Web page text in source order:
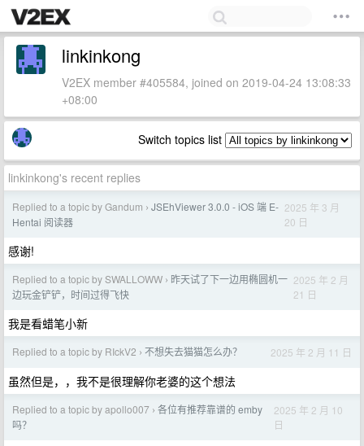
linkinkong
V2EX member #405584, joined on 2019-04-24 13:08:33
+08:00
Switch topics list
linkinkong's recent replies
Replied to a topic by Gandum › JSEhViewer 3.0.0 - iOS 端 E-
Hentai 阅读器
2025 年 3 月
20 日
感谢!
Replied to a topic by SWALLOWW › 昨天试了下一边用椭圆机一
边玩金铲铲，时间过得飞快
2025 年 2 月
21 日
我是看蜡笔小新
Replied to a topic by RIckV2 › 不想失去猫猫怎么办？ 2025 年 2 月 11 日
虽然但是，，我不是很理解你老婆的这个想法
Replied to a topic by apollo007 › 各位有推荐靠谱的 emby
吗？
2025 年 2 月 10
日